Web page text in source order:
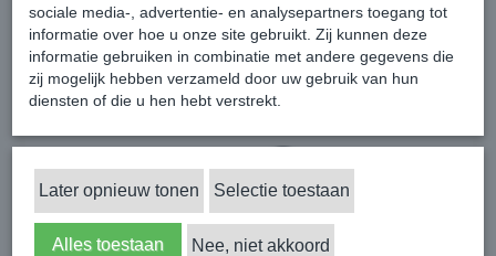
sociale media-, advertentie- en analysepartners toegang tot
informatie over hoe u onze site gebruikt. Zij kunnen deze
informatie gebruiken in combinatie met andere gegevens die
zij mogelijk hebben verzameld door uw gebruik van hun
diensten of die u hen hebt verstrekt.
Later opnieuw tonen Selectie toestaan
Alles toestaan Nee, niet akkoord